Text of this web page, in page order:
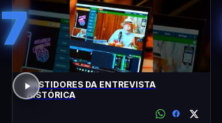
7
BASTIDORES DA ENTREVISTA
HISTÓRICA